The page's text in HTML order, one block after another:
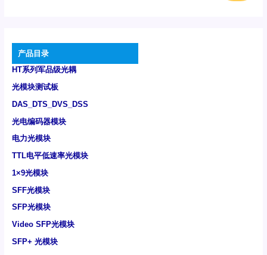
产品目录
HT系列军品级光耦
光模块测试板
DAS_DTS_DVS_DSS
光电编码器模块
电力光模块
TTL电平低速率光模块
1×9光模块
SFF光模块
SFP光模块
Video SFP光模块
SFP+ 光模块